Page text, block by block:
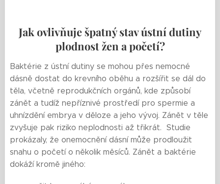
Jak ovlivňuje špatný stav ústní dutiny
plodnost žen a početí?
Baktérie z ústní dutiny se mohou přes nemocné
dásně dostat do krevního oběhu a rozšířit se dál do
těla, včetně reprodukčních orgánů, kde způsobí
zánět a tudíž nepříznivé prostředí pro spermie a
uhnízdění embrya v děloze a jeho vývoj. Zánět v těle
zvyšuje pak riziko neplodnosti až třikrát. Studie
prokázaly, že onemocnění dásní může prodloužit
snahu o početí o několik měsíců. Zánět a baktérie
dokáží kromě jiného: